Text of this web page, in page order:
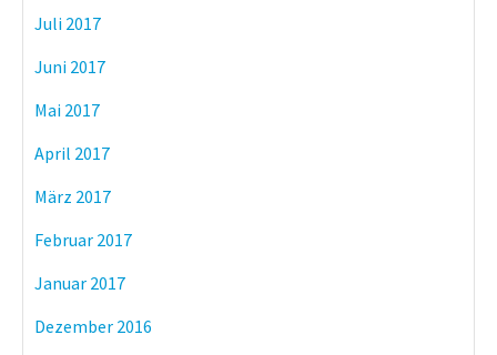
Juli 2017
Juni 2017
Mai 2017
April 2017
März 2017
Februar 2017
Januar 2017
Dezember 2016